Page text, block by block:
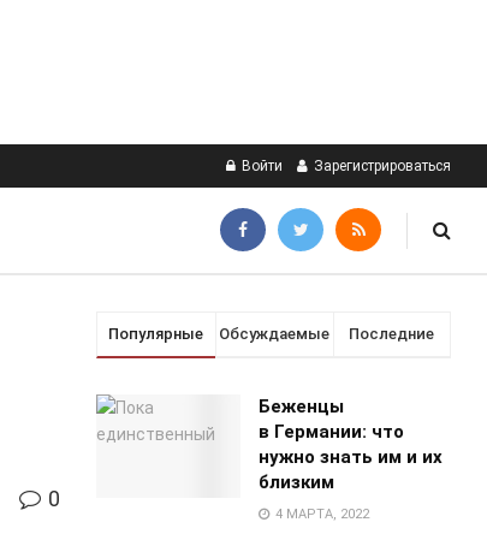
Войти Зарегистрироваться
0
Популярные Обсуждаемые Последние
Беженцы
в Германии: что
нужно знать им и их
близким
4 МАРТА, 2022